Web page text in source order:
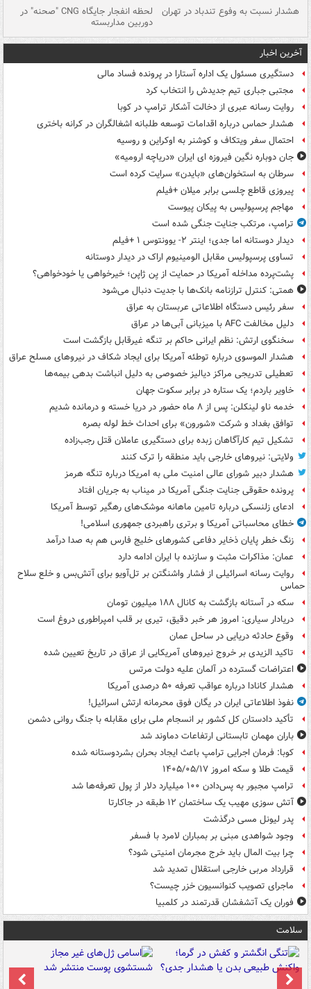
هشدار نسبت به وفوع تندباد در تهران لحظه انفجار جایگاه CNG "صحنه" در
دوربین مداربسته
آخرین اخبار
دستگیری مسئول یک اداره آستارا در پرونده فساد مالی
مجتبی جباری تیم جدیدش را انتخاب کرد
روایت رسانه عبری از دخالت آشکار ترامپ در کوبا
هشدار حماس درباره اقدامات توسعه طلبانه اشغالگران در کرانه باختری
احتمال سفر ویتکاف و کوشنر به اوکراین و روسیه
جان دوباره نگین فیروزه ای ایران «دریاچه ارومیه»
سرطان به استخوان‌های «بایدن» سرایت کرده است
پیروزی قاطع چلسی برابر میلان +فیلم
مهاجم پرسپولیس به پیکان پیوست
ترامپ، مرتکب جنایت جنگی شده است
دیدار دوستانه اما جدی؛ اینتر ۲- یوونتوس ۱ +فیلم
تساوی پرسپولیس مقابل الومینیوم اراک در دیدار دوستانه
پشت‌پرده مداخله آمریکا در حمایت از یِن ژاپن؛ خیرخواهی یا خودخواهی؟
همتی: کنترل ترازنامه بانک‌ها با جدیت دنبال می‌شود
سفر رئیس دستگاه اطلاعاتی عربستان به عراق
دلیل مخالفت AFC با میزبانی آبی‌ها در عراق
سخنگوی ارتش: نظم ایرانی حاکم بر تنگه غیرقابل بازگشت است
هشدار الموسوی درباره توطئه آمریکا برای ایجاد شکاف در نیروهای مسلح عراق
تعطیلی تدریجی مراکز دیالیز خصوصی به دلیل انباشت بدهی بیمه‌ها
خاویر باردم؛ یک ستاره در برابر سکوت جهان
خدمه ناو لینکلن: پس از ۸ ماه حضور در دریا خسته و درمانده‌ شدیم
توافق بغداد و شرکت «شورون» برای احداث خط لوله بصره
تشکیل تیم کارآگاهان زبده برای دستگیری عاملان قتل رجب‌زاده
ولایتی: نیروهای خارجی باید منطقه را ترک کنند
هشدار دبیر شورای عالی امنیت ملی به امریکا درباره تنگه هرمز
پرونده حقوقی جنایت جنگی آمریکا در میناب به جریان افتاد
ادعای زلنسکی درباره تامین ماهانه موشک‌های رهگیر توسط آمریکا
خطای محاسباتی آمریکا و برتری راهبردی جمهوری اسلامی!
زنگ خطر پایان ذخایر دفاعی کشورهای خلیج فارس هم به صدا درآمد
عمان: مذاکرات مثبت و سازنده با ایران ادامه دارد
روایت رسانه اسرائیلی از فشار واشنگتن بر تل‌آویو برای آتش‌بس و خلع سلاح
حماس
سکه در آستانه بازگشت به کانال ۱۸۸ میلیون تومان
دریادار سیاری: امروز هر خبر دقیق، تیری بر قلب امپراطوری دروغ است
وقوع حادثه دریایی در ساحل عمان
تاکید الزیدی بر خروج نیروهای آمریکایی از عراق در تاریخ تعیین شده
اعتراضات گسترده در آلمان علیه دولت مرتس
هشدار کانادا درباره عواقب تعرفه ۵۰ درصدی آمریکا
نفوذ اطلاعاتی ایران در یگان فوق محرمانه ارتش اسرائیل!
تأکید دادستان کل کشور بر انسجام ملی برای مقابله با جنگ روانی دشمن
باران مهمان تابستانی ارتفاعات دماوند شد
کوبا: فرمان اجرایی ترامپ باعث ایجاد بحران بشردوستانه شده
قیمت طلا و سکه امروز ۱۴۰۵/۰۵/۱۷
ترامپ مجبور به پس‌دادن ۱۰۰ میلیارد دلار از پول تعرفه‌ها شد
آتش سوزی مهیب یک ساختمان ۱۲ طبقه در جاکارتا
پدر لیونل مسی درگذشت
وجود شواهدی مبنی بر بمباران لامرد با فسفر
چرا بیت المال باید خرج مجرمان امنیتی شود؟
قرارداد مربی خارجی استقلال تمدید شد
ماجرای تصویب کنوانسیون خزر چیست؟
فوران یک آتشفشان قدرتمند در کلمبیا
سلامت